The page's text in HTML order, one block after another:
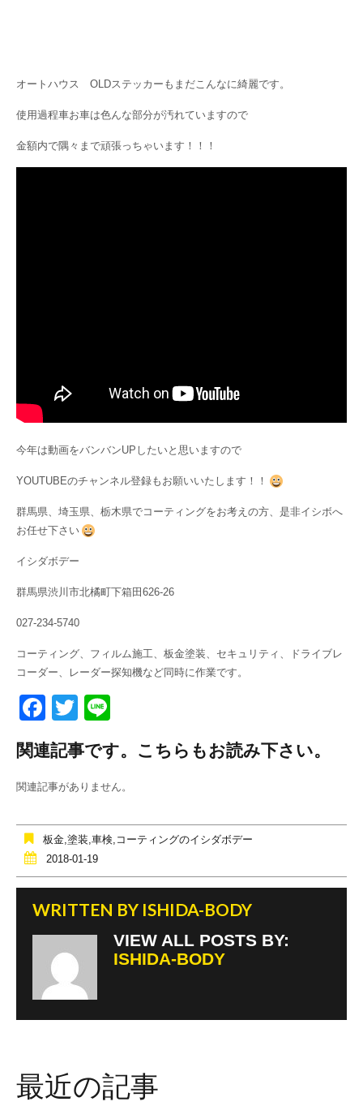
オートハウス OLDステッカーもまだこんなに綺麗です。
使用過程車お車は色んな部分が汚れていますので
金額内で隅々まで頑張っちゃいます！！！
今年は動画をバンバンUPしたいと思いますので
YOUTUBEのチャンネル登録もお願いいたします！！
群馬県、埼玉県、栃木県でコーティングをお考えの方、是非イシボへ
お任せ下さい
イシダボデー
群馬県渋川市北橘町下箱田626-26
027-234-5740
コーティング、フィルム施工、板金塗装、セキュリティ、ドライブレ
コーダー、レーダー探知機など同時に作業です。
F
a
c
e
o
o
k
T
tt
er
e
関連記事です。こちらもお読み下さい。
関連記事がありません。
板金,塗装,車検,コーティングのイシダボデー
2018-01-19
WRITTEN BY ISHIDA-BODY
VIEW ALL POSTS BY:
ISHIDA-BODY
最近の記事